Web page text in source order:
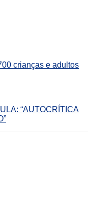
crianças e adultos
“AUTOCRÍTICA